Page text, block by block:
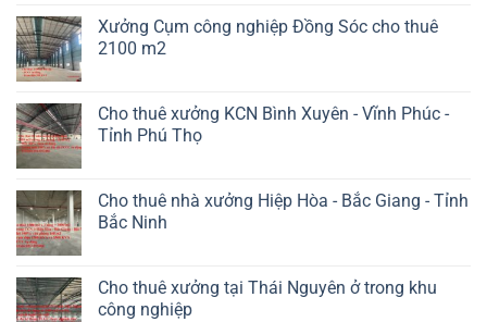
Xưởng Cụm công nghiệp Đồng Sóc cho thuê
2100 m2
Cho thuê xưởng KCN Bình Xuyên - Vĩnh Phúc -
Tỉnh Phú Thọ
Cho thuê nhà xưởng Hiệp Hòa - Bắc Giang - Tỉnh
Bắc Ninh
Cho thuê xưởng tại Thái Nguyên ở trong khu
công nghiệp